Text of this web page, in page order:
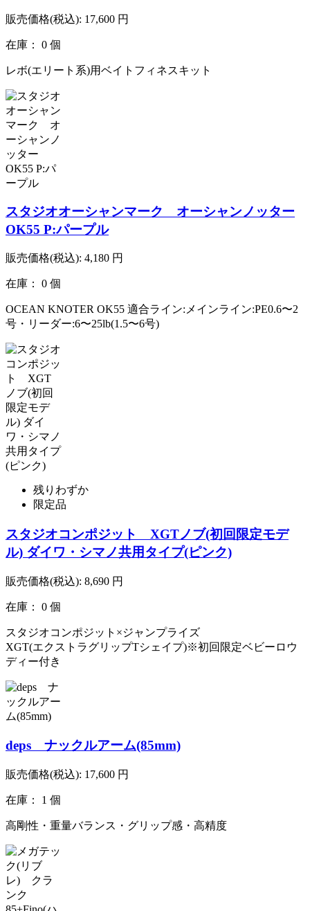
販売価格(税込): 17,600 円
在庫： 0 個
レボ(エリート系)用ベイトフィネスキット
スタジオオーシャンマーク オーシャンノッター
OK55 P:パープル
販売価格(税込): 4,180 円
在庫： 0 個
OCEAN KNOTER OK55 適合ライン:メインライン:PE0.6〜2
号・リーダー:6〜25lb(1.5〜6号)
残りわずか
限定品
スタジオコンポジット XGTノブ(初回限定モデ
ル) ダイワ・シマノ共用タイプ(ピンク)
販売価格(税込): 8,690 円
在庫： 0 個
スタジオコンポジット×ジャンプライズ
XGT(エクストラグリップTシェイプ)※初回限定ベビーロウ
ディー付き
deps ナックルアーム(85mm)
販売価格(税込): 17,600 円
在庫： 1 個
高剛性・重量バランス・グリップ感・高精度